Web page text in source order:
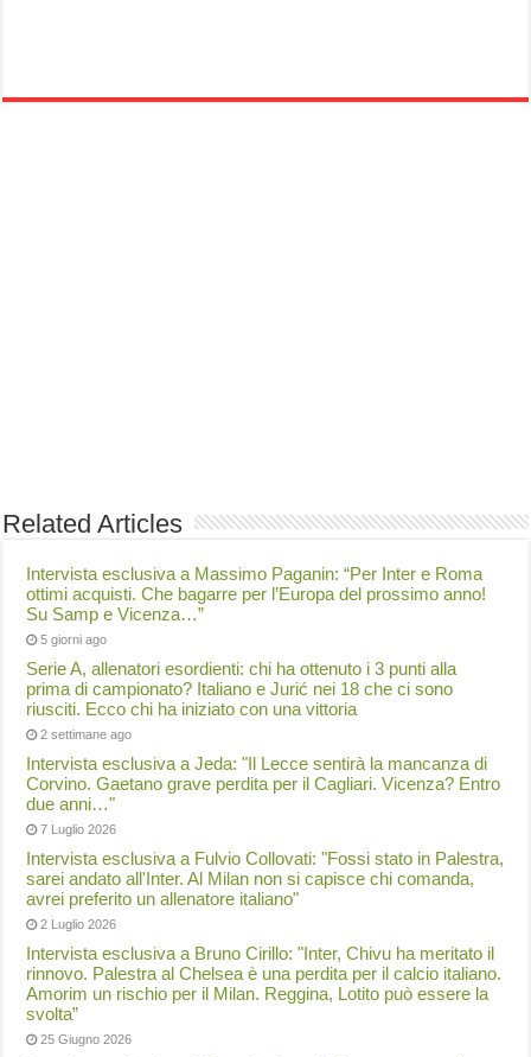
Related Articles
Intervista esclusiva a Massimo Paganin: “Per Inter e Roma
ottimi acquisti. Che bagarre per l’Europa del prossimo anno!
Su Samp e Vicenza…”
5 giorni ago
Serie A, allenatori esordienti: chi ha ottenuto i 3 punti alla
prima di campionato? Italiano e Jurić nei 18 che ci sono
riusciti. Ecco chi ha iniziato con una vittoria
2 settimane ago
Intervista esclusiva a Jeda: "Il Lecce sentirà la mancanza di
Corvino. Gaetano grave perdita per il Cagliari. Vicenza? Entro
due anni…"
7 Luglio 2026
Intervista esclusiva a Fulvio Collovati: "Fossi stato in Palestra,
sarei andato all'Inter. Al Milan non si capisce chi comanda,
avrei preferito un allenatore italiano"
2 Luglio 2026
Intervista esclusiva a Bruno Cirillo: "Inter, Chivu ha meritato il
rinnovo. Palestra al Chelsea è una perdita per il calcio italiano.
Amorim un rischio per il Milan. Reggina, Lotito può essere la
svolta”
25 Giugno 2026